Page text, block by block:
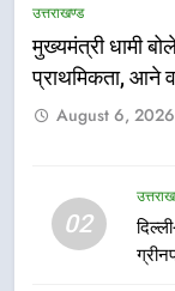
उत्तराखण्ड
मुख्यमंत्री धामी
प्राथमिकता, आने
August 6, 2026
02